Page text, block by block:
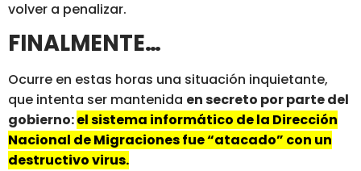
volver a penalizar.
FINALMENTE…
Ocurre en estas horas una situación inquietante,
que intenta ser mantenida en secreto por parte del
gobierno:el sistema informático de la Dirección
Nacional de Migraciones fue “atacado” con un
destructivo virus.